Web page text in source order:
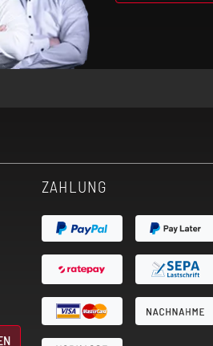
ZAHLUNG